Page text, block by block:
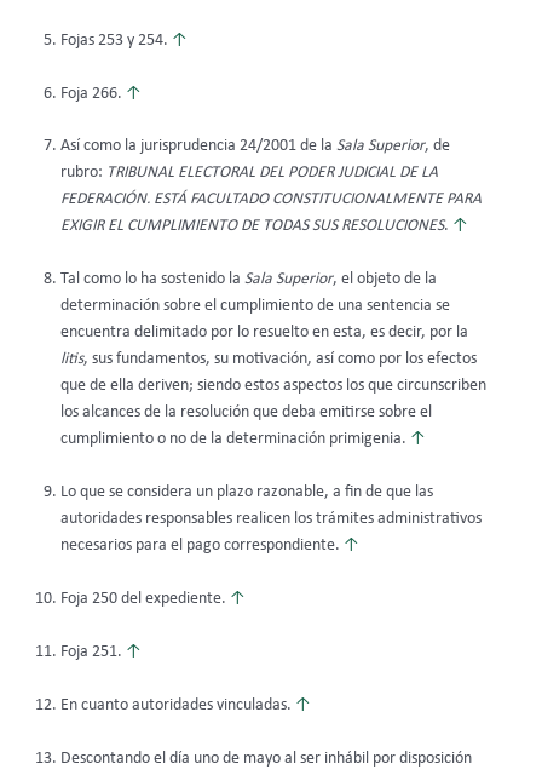
Fojas 253 y 254. ↑
Foja 266. ↑
Así como la jurisprudencia 24/2001 de la Sala Superior, de
rubro: TRIBUNAL ELECTORAL DEL PODER JUDICIAL DE LA
FEDERACIÓN. ESTÁ FACULTADO CONSTITUCIONALMENTE PARA
EXIGIR EL CUMPLIMIENTO DE TODAS SUS RESOLUCIONES. ↑
Tal como lo ha sostenido la Sala Superior, el objeto de la
determinación sobre el cumplimiento de una sentencia se
encuentra delimitado por lo resuelto en esta, es decir, por la
litis, sus fundamentos, su motivación, así como por los efectos
que de ella deriven; siendo estos aspectos los que circunscriben
los alcances de la resolución que deba emitirse sobre el
cumplimiento o no de la determinación primigenia. ↑
Lo que se considera un plazo razonable, a fin de que las
autoridades responsables realicen los trámites administrativos
necesarios para el pago correspondiente. ↑
Foja 250 del expediente. ↑
Foja 251. ↑
En cuanto autoridades vinculadas. ↑
Descontando el día uno de mayo al ser inhábil por disposición